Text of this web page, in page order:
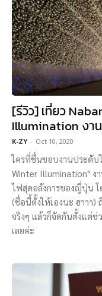
[รีวิว] เที่ยว
Illumination งา
K-ZY - Oct 10, 2020
ใครที่ชื่นชอบงานประดั
Winter Illumination" ง
ไฟสุดอลังการของญี่ปุ่น
(ชื่อนี้ตั้งให้เองนะ ฮาาา)
จริงๆ แล้วก็จัดกันตั้งแต่ช่
เลยค่ะ